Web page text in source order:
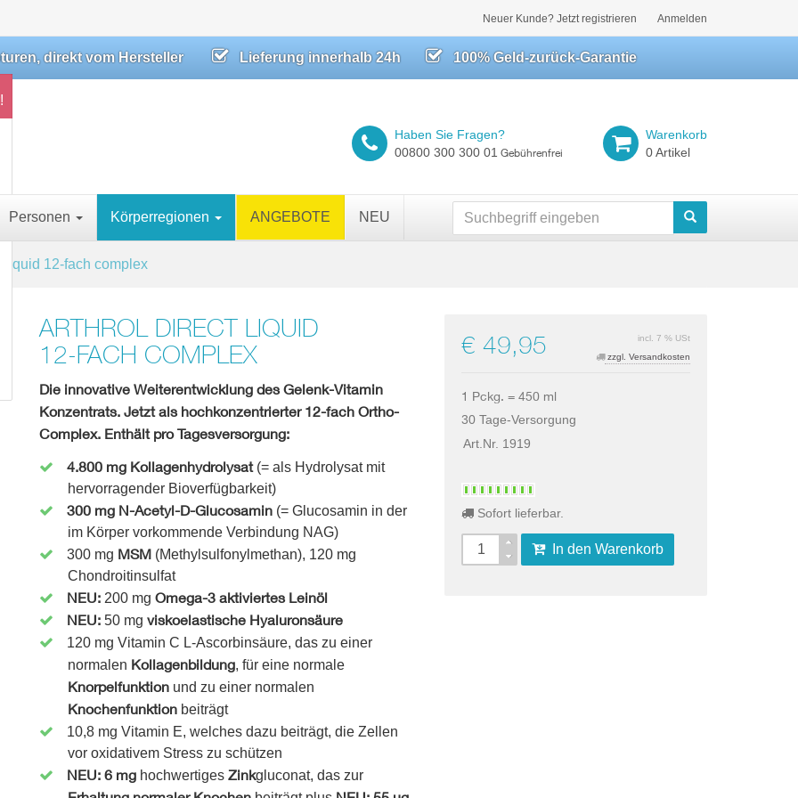
Neuer Kunde? Jetzt registrieren Anmelden
direkt vom Hersteller Lieferung innerhalb 24h 100% Geld-zurück-Garantie
Warenkorb
0 Artikel
Haben Sie Fragen?
00800 300 300 01 Gebührenfrei
Personen Körperregionen ANGEBOTE NEU
liquid 12-fach complex
ARTHROL DIRECT LIQUID
12-FACH COMPLEX
Die innovative Weiterentwicklung des Gelenk-Vitamin
Konzentrats. Jetzt als hochkonzentrierter 12-fach Ortho-
Complex. Enthält pro Tagesversorgung:
4.800 mg Kollagenhydrolysat(= als Hydrolysat mit
hervorragender Bioverfügbarkeit)
300 mg N-Acetyl-D-Glucosamin (= Glucosamin in der
im Körper vorkommende Verbindung NAG)
300 mg MSM (Methylsulfonylmethan), 120 mg
Chondroitinsulfat
NEU: 200 mg Omega-3 aktiviertes Leinöl
NEU: 50 mg viskoelastische Hyaluronsäure
120 mg Vitamin C L-Ascorbinsäure, das zu einer
normalen Kollagenbildung, für eine normale
Knorpelfunktion und zu einer normalen
Knochenfunktion beiträgt
10,8 mg Vitamin E, welches dazu beiträgt, die Zellen
vor oxidativem Stress zu schützen
NEU: 6 mg hochwertiges Zinkgluconat, das zur
incl. 7 % USt
zzgl. Versandkosten
€ 49,95
1 Pckg. = 450 ml
30 Tage-Versorgung
Art.Nr. 1919
Sofort lieferbar.
In den Warenkorb